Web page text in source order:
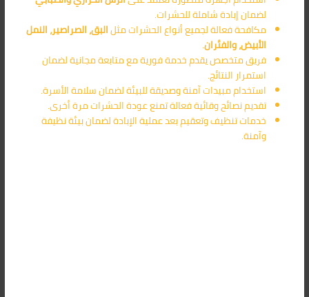
لضمان إبادة شاملة للحشرات.
مكافحة فعالة لجميع أنواع الحشرات مثلالبق، الصراصير، النمل
الأبيض، والفئران.
فريق متخصص يقدم خدمة فورية مع متابعة مجانية لضمان
استمرار النتائج.
استخدام مبيدات آمنة وصديقة للبيئة لضمان سلامة الأسرة.
تقديم نصائح وقائية فعالة تمنع عودة الحشرات مرة أخرى.
خدمات تنظيف وتعقيم بعد عملية الإبادة لضمان بيئة نظيفة
وآمنة.